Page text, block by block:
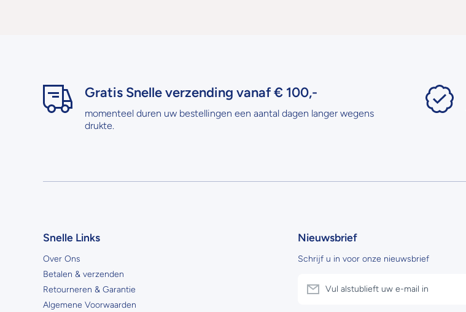
Gratis Snelle verzending vanaf € 100,-
momenteel duren uw bestellingen een aantal dagen langer wegens
drukte.
Snelle Links
Over Ons
Betalen & verzenden
Retourneren & Garantie
Algemene Voorwaarden
Nieuwsbrief
Schrijf u in voor onze nieuwsbrief
Vul alstublieft uw e-mail in